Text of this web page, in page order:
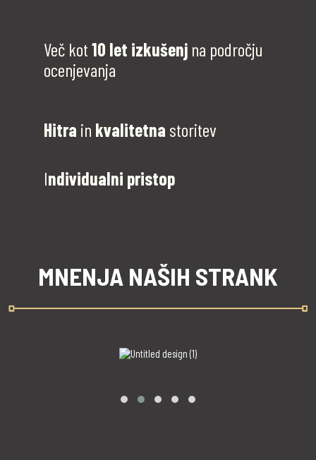
Več kot10 let izkušenj na področju
ocenjevanja
Hitra in kvalitetna storitev
Individualni pristop
MNENJA NAŠIH STRANK